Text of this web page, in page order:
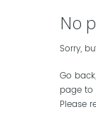
No
Sorry,
Go
page to
Please